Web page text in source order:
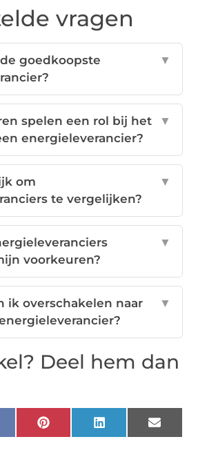
vragen
goedkoopste
▼
spelen een rol bij het
energieleverancier?
▼
om
te vergelijken?
▼
voorkeuren?
▼
ik overschakelen naar
▼
Deel hem dan
PinterestLinkedIn Email